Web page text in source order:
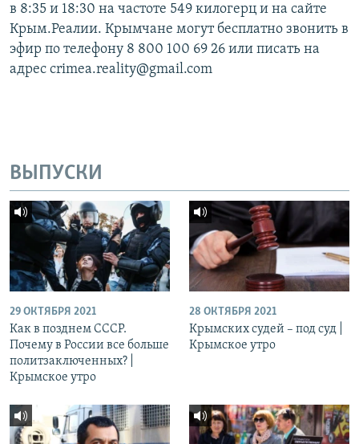
в 8:35 и 18:30 на частоте 549 килогерц и на сайте
Крым.Реалии. Крымчане могут бесплатно звонить в
эфир по телефону 8 800 100 69 26 или писать на
адрес crimea.reality@gmail.com
ВЫПУСКИ
29 ОКТЯБРЯ 2021
Как в позднем СССР.
Почему в России все больше
политзаключенных? |
Крымское утро
28 ОКТЯБРЯ 2021
Крымских судей – под суд |
Крымское утро